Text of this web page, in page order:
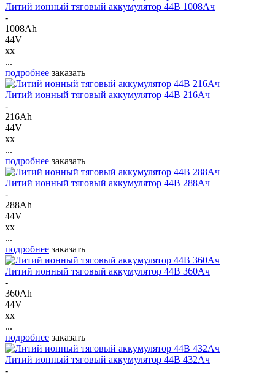
Литий ионный тяговый аккумулятор 44В 1008Ач
-
1008Ah
44V
xx
...
подробнее заказать
Литий ионный тяговый аккумулятор 44В 216Ач
-
216Ah
44V
xx
...
подробнее заказать
Литий ионный тяговый аккумулятор 44В 288Ач
-
288Ah
44V
xx
...
подробнее заказать
Литий ионный тяговый аккумулятор 44В 360Ач
-
360Ah
44V
xx
...
подробнее заказать
Литий ионный тяговый аккумулятор 44В 432Ач
-